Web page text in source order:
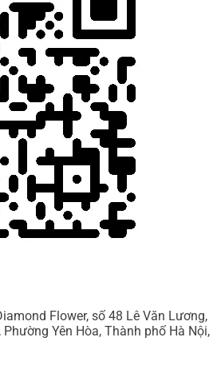
Flower, số 48 Lê Văn Lương,
Yên Hòa, Thành phố Hà Nội,